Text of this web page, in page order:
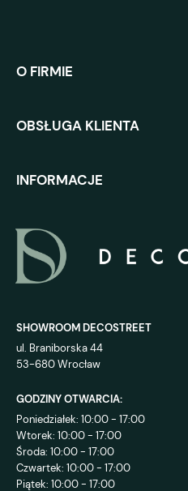
O FIRMIE
OBSŁUGA KLIENTA
INFORMACJE
SHOWROOM DECOSTREET
ul. Braniborska 44
53-680 Wrocław
GODZINY OTWARCIA:
Poniedziałek: 10:00 - 17:00
Wtorek: 10:00 - 17:00
Środa: 10:00 - 17:00
Czwartek: 10:00 - 17:00
Piątek: 10:00 - 17:00